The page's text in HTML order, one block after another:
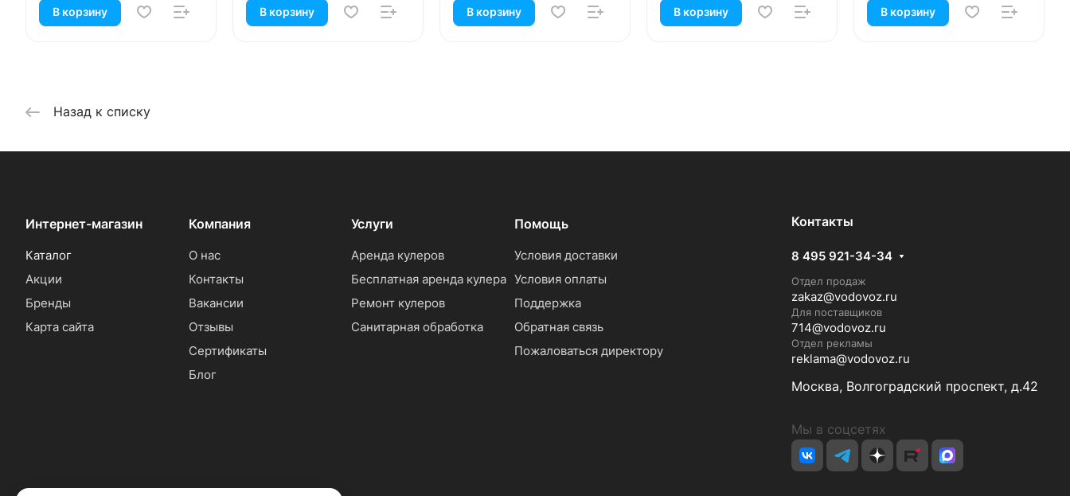
В корзину В корзину В корзину В корзину В корзину
Назад к списку
Интернет-магазин
Каталог
Акции
Бренды
Карта сайта
Компания
О нас
Контакты
Вакансии
Отзывы
Сертификаты
Блог
Услуги
Аренда кулеров
Бесплатная аренда кулера
Ремонт кулеров
Санитарная обработка
Помощь
Условия доставки
Условия оплаты
Поддержка
Обратная связь
Пожаловаться директору
Контакты
8 495 921-34-34
Отдел продаж
zakaz@vodovoz.ru
Для поставщиков
714@vodovoz.ru
Отдел рекламы
reklama@vodovoz.ru
Москва, Волгоградский проспект, д.42
Мы в соцсетях